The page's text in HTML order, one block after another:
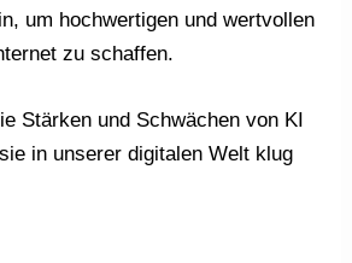
um hochwertigen und wertvollen
zu schaffen.
Stärken und Schwächen von KI
in unserer digitalen Welt klug